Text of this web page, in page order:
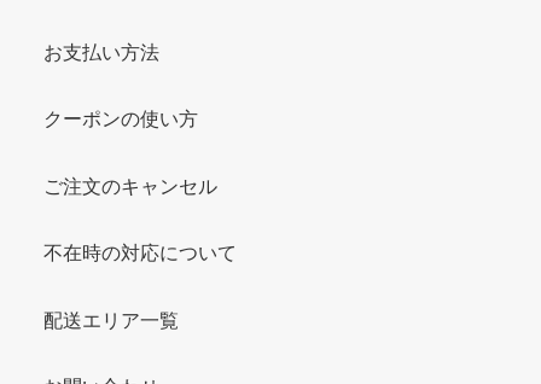
お支払い方法
クーポンの使い方
ご注文のキャンセル
不在時の対応について
配送エリア一覧